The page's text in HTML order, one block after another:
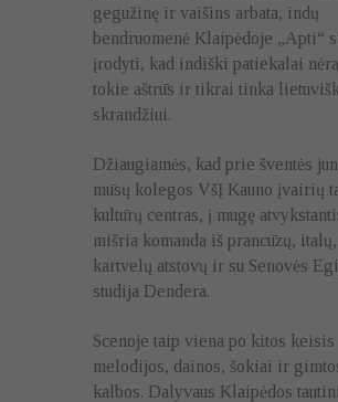
gegužinę ir vaišins arbata, indų
bendruomenė Klaipėdoje „Apti“
įrodyti, kad indiški patiekalai
tokie aštrūs ir tikrai tinka
skrandžiui.
Džiaugiamės, kad prie šventės
mūsų kolegos VšĮ Kauno įvairių
kultūrų centras, į mugę
mišria komanda iš prancūzų,
kartvelų atstovų ir su Senovės
studija Dendera.
Scenoje taip viena po kitos keisis
melodijos, dainos, šokiai ir
kalbos. Dalyvaus Klaipėdos